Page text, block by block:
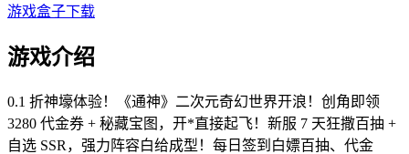
游戏盒子下载
游戏介绍
0.1 折神壕体验！《通神》二次元奇幻世界开浪！创角即领
3280 代金券 + 秘藏宝图，开*直接起飞！新服 7 天狂撒百抽 +
自选 SSR，强力阵容白给成型！每日签到白嫖百抽、代金